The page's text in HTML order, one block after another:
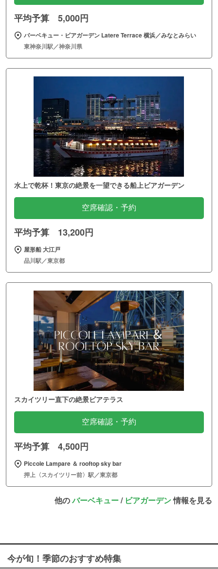
平均予算 5,000円
バーベキュー・ビアガーデン Latere Terrace 横浜／みなとみらい
東神奈川駅／神奈川県
水上で乾杯！東京の絶景を一望できる船上ビアガーデン
空席確認・予約
平均予算 13,200円
屋形船 大江戸
品川駅／東京都
スカイツリー直下の絶景ビアテラス
空席確認・予約
平均予算 4,500円
Piccole Lampare ＆ rooftop sky bar
押上〈スカイツリー前〉駅／東京都
他のバーベキュー/ ビアガーデン情報を見る
今が旬！季節のおすすめ特集